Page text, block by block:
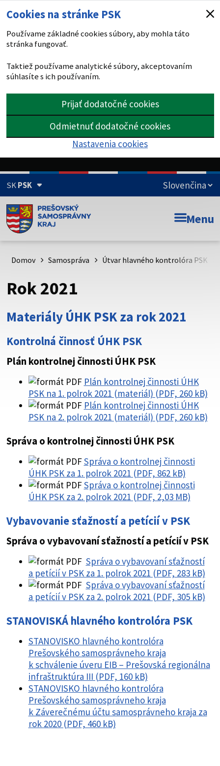
Cookies na stránke PSK
Používame základné cookies súbory, aby mohla táto
stránka fungovať.
Taktiež používame analytické súbory, akceptovaním
súhlasíte s ich používaním.
Prijať dodatočné cookies
Odmietnuť dodatočné cookies
Nastavenia cookies
SKPSK
Doména psk.sk je oficiálna
Toto je oficiálna webová stránka Prešovského
psk.sk.
cez zabezpečenú webovú stránku. Zabezpečená stránka
vždy začína https:// pred názvom domény webového sídla.
Menu
Domov Samospráva Útvar hlavného kontrolóra PSK
Rok 2021
Materiály ÚHK PSK za rok 2021
Kontrolná činnosť ÚHK PSK
Plán kontrolnej činnosti ÚHK PSK
Plán kontrolnej činnosti ÚHK
PSK na 1. polrok 2021 (materiál) (PDF, 260 kB)
Plán kontrolnej činnosti ÚHK
PSK na 2. polrok 2021 (materiál) (PDF, 260 kB)
Správa o kontrolnej činnosti ÚHK PSK
Správa o kontrolnej činnosti
ÚHK PSK za 1. polrok 2021 (PDF, 862 kB)
Správa o kontrolnej činnosti
ÚHK PSK za 2. polrok 2021 (PDF, 2,03 MB)
Vybavovanie sťažností a petícií v PSK
Správa o vybavovaní sťažností a petícií v PSK
Správa o vybavovaní sťažností
a petícií v PSK za 1. polrok 2021 (PDF, 283 kB)
Správa o vybavovaní sťažností
a petícií v PSK za 2. polrok 2021 (PDF, 305 kB)
STANOVISKÁ hlavného kontrolóra PSK
STANOVISKO hlavného kontrolóra
Prešovského samosprávneho kraja
k schválenie úveru EIB – Prešovská regionálna
infraštruktúra III (PDF, 160 kB)
STANOVISKO hlavného kontrolóra
Prešovského samosprávneho kraja
k Záverečnému účtu samosprávneho kraja za
rok 2020 (PDF, 460 kB)